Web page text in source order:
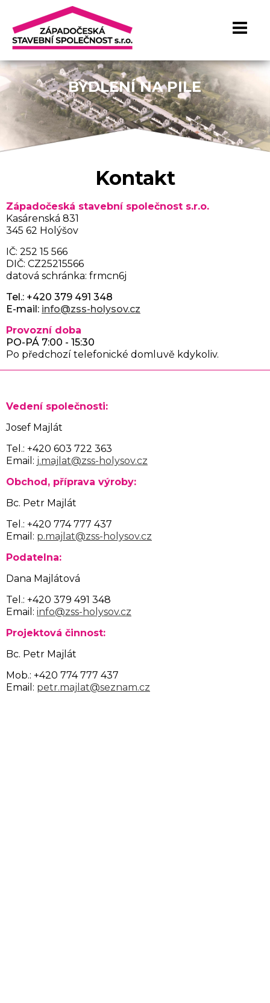
BYDLENÍ NA PILE
Kontakt
Západočeská stavební společnost s.r.o.
Kasárenská 831
345 62 Holýšov
IČ: 252 15 566
DIČ: CZ25215566
datová schránka: frmcn6j
Tel.: +420 379 491 348
E-mail: info@zss-holysov.cz
Provozní doba
PO-PÁ 7:00 - 15:30
Po předchozí telefonické domluvě kdykoliv.
Vedení společnosti:
Josef Majlát
Tel.: +420 603 722 363
Email: j.majlat@zss-holysov.cz
Obchod, příprava výroby:
Bc. Petr Majlát
Tel.: +420 774 777 437
Email: p.majlat@zss-holysov.cz
Podatelna:
Dana Majlátová
Tel.: +420 379 491 348
Email: info@zss-holysov.cz
Projektová činnost:
Bc. Petr Majlát
Mob.: +420 774 777 437
Email: petr.majlat@seznam.cz